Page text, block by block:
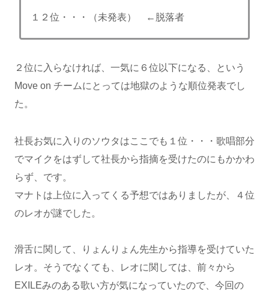
１２位・・・（未発表） ←脱落者
２位に入らなければ、一気に６位以下になる、という
Move on チームにとっては地獄のような順位発表でし
た。
社長お気に入りのソウタはここでも１位・・・歌唱部分
でマイクをはずして社長から指摘を受けたのにもかかわ
らず、です。
マナトは上位に入ってくる予想ではありましたが、４位
のレオが謎でした。
滑舌に関して、りょんりょん先生から指導を受けていた
レオ。そうでなくても、レオに関しては、前々から
EXILEみのある歌い方が気になっていたので、今回の